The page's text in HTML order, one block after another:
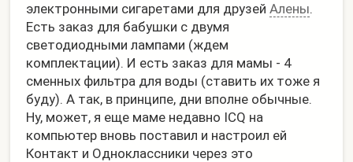
электронными сигаретами для друзейАлены.
Есть заказ для бабушки с двумя
светодиодными лампами (ждем
комплектации). И есть заказ для мамы - 4
сменных фильтра для воды (ставить их тоже я
буду). А так, в принципе, дни вполне обычные.
Ну, может, я еще маме недавно ICQ на
компьютер вновь поставил и настроил ей
Контакт и Одноклассники через это